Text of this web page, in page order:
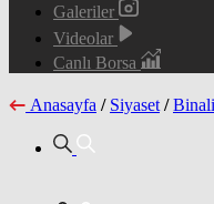
Galeriler
Videolar
Canlı Borsa
Anasayfa / Siyaset / Binali